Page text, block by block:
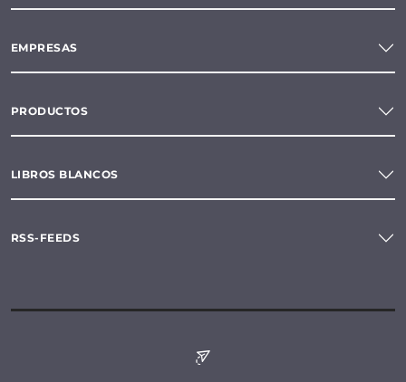
EMPRESAS
PRODUCTOS
LIBROS BLANCOS
RSS-FEEDS